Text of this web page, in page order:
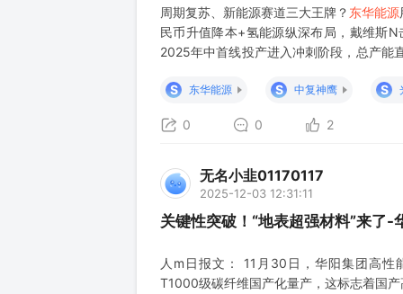
周期复苏、新能源赛道三大王牌？ 东华能源
民币升值降本+氢能源纵深布局，戴维斯
2025年中首线投产进入冲刺阶段，总产能
S
东华能源 S 中复神鹰 S
0 0 2
无名小韭01170117
2025-12-03 12:31:11
关键性突破！“地表超强材料”来了-
人m日报文： 11月30日，华阳集团高
T1000级碳纤维国产化量产，这标志着国